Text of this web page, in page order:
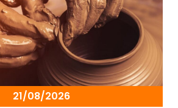
21/08/2026